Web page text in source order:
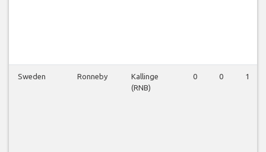
Sweden Ronneby
Kallinge
(RNB)
0 0 1